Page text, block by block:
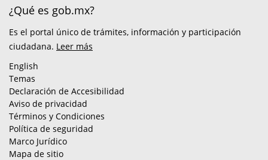
¿Qué es gob.mx?
Es el portal único de trámites, información y participación
ciudadana. Leer más
English
Temas
Declaración de Accesibilidad
Aviso de privacidad
Términos y Condiciones
Política de seguridad
Marco Jurídico
Mapa de sitio